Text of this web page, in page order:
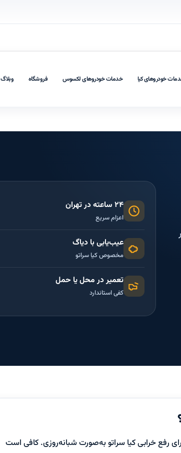
خودروهای کیا خدمات خودروهای لکسوس فروشگاه وبلاگ
۲۴ ساعته در تهران
اعزام سریع
عیب‌یابی با دیاگ
مخصوص کیا سراتو
تعمیر در محل یا حمل
کفی استاندارد
رفع خرابی کیا سراتو به‌صورت شبانه‌روزی. کافی است